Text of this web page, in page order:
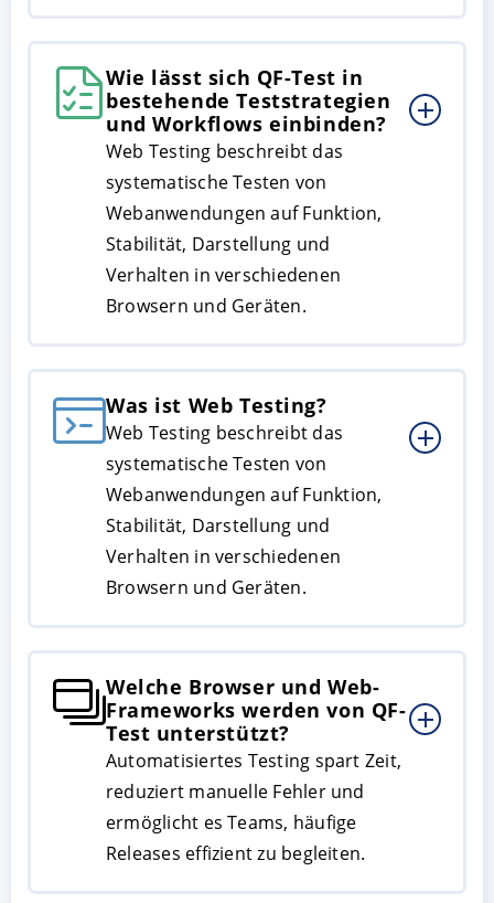
Wie lässt sich QF-Test in
bestehende Teststrategien
und Workflows einbinden?
Web Testing beschreibt das
systematische Testen von
Webanwendungen auf Funktion,
Stabilität, Darstellung und
Verhalten in verschiedenen
Browsern und Geräten.
Was ist Web Testing?
Web Testing beschreibt das
systematische Testen von
Webanwendungen auf Funktion,
Stabilität, Darstellung und
Verhalten in verschiedenen
Browsern und Geräten.
Welche Browser und Web-
Frameworks werden von QF-
Test unterstützt?
Automatisiertes Testing spart Zeit,
reduziert manuelle Fehler und
ermöglicht es Teams, häufige
Releases effizient zu begleiten.